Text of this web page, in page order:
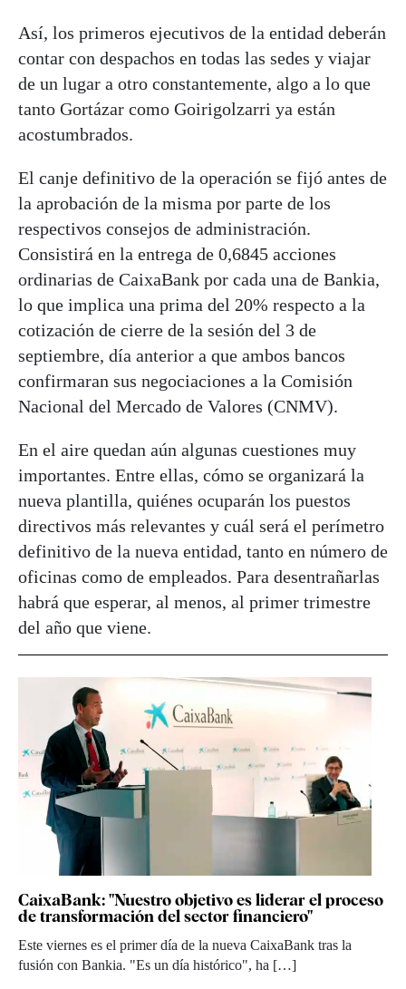
Así, los primeros ejecutivos de la entidad deberán
contar con despachos en todas las sedes y viajar
de un lugar a otro constantemente, algo a lo que
tanto Gortázar como Goirigolzarri ya están
acostumbrados.
El canje definitivo de la operación se fijó antes de
la aprobación de la misma por parte de los
respectivos consejos de administración.
Consistirá en la entrega de 0,6845 acciones
ordinarias de CaixaBank por cada una de Bankia,
lo que implica una prima del 20% respecto a la
cotización de cierre de la sesión del 3 de
septiembre, día anterior a que ambos bancos
confirmaran sus negociaciones a la Comisión
Nacional del Mercado de Valores (CNMV).
En el aire quedan aún algunas cuestiones muy
importantes. Entre ellas, cómo se organizará la
nueva plantilla, quiénes ocuparán los puestos
directivos más relevantes y cuál será el perímetro
definitivo de la nueva entidad, tanto en número de
oficinas como de empleados. Para desentrañarlas
habrá que esperar, al menos, al primer trimestre
del año que viene.
CaixaBank: "Nuestro objetivo es liderar el proceso
de transformación del sector financiero"
Este viernes es el primer día de la nueva CaixaBank tras la
fusión con Bankia. "Es un día histórico", ha […]